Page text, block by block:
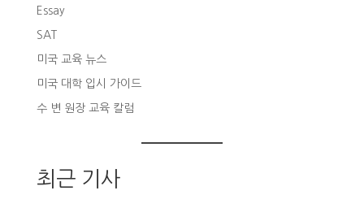
Essay
SAT
미국 교육 뉴스
미국 대학 입시 가이드
수 변 원장 교육 칼럼
최근 기사